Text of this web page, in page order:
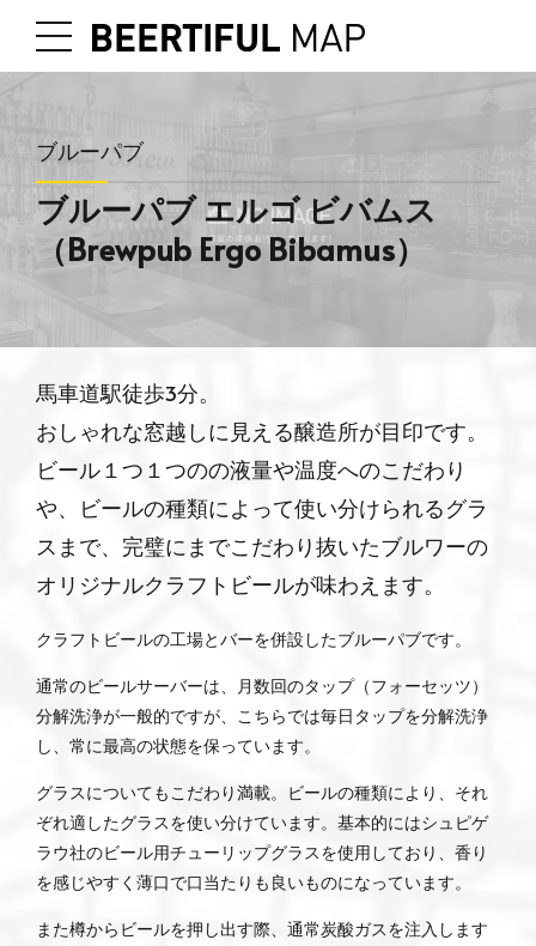
ブルーパブ
ブルーパブ エルゴ ビバムス
（Brewpub Ergo Bibamus）
馬車道駅徒歩3分。
おしゃれな窓越しに見える醸造所が目印です。
ビール１つ１つのの液量や温度へのこだわり
や、ビールの種類によって使い分けられるグラ
スまで、完璧にまでこだわり抜いたブルワーの
オリジナルクラフトビールが味わえます。
クラフトビールの工場とバーを併設したブルーパブです。
通常のビールサーバーは、月数回のタップ（フォーセッツ）
分解洗浄が一般的ですが、こちらでは毎日タップを分解洗浄
し、常に最高の状態を保っています。
グラスについてもこだわり満載。ビールの種類により、それ
ぞれ適したグラスを使い分けています。基本的にはシュピゲ
ラウ社のビール用チューリップグラスを使用しており、香り
を感じやすく薄口で口当たりも良いものになっています。
また樽からビールを押し出す際、通常炭酸ガスを注入します